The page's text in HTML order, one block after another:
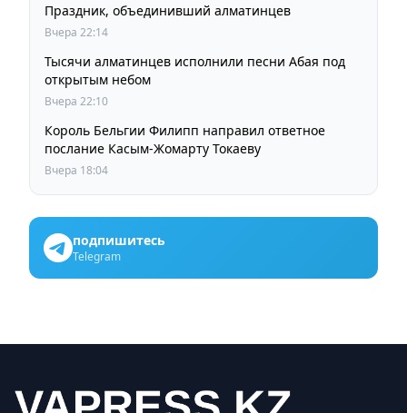
Праздник, объединивший алматинцев
Вчера 22:14
Тысячи алматинцев исполнили песни Абая под
открытым небом
Вчера 22:10
Король Бельгии Филипп направил ответное
послание Касым-Жомарту Токаеву
Вчера 18:04
подпишитесь
Telegram